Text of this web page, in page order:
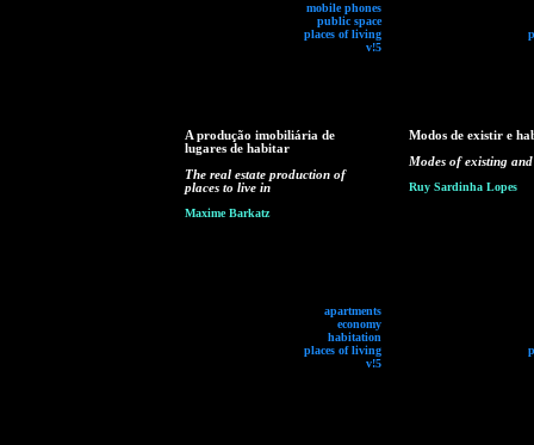
mobile phones
public space
places of living
v!5
A produção imobiliária de
lugares de habitar
The real estate production of
places to live in
Maxime Barkatz
apartments
economy
habitation
places of living
v!5
Modos de existir e
Modes of existing
Ruy Sardinha Lopes